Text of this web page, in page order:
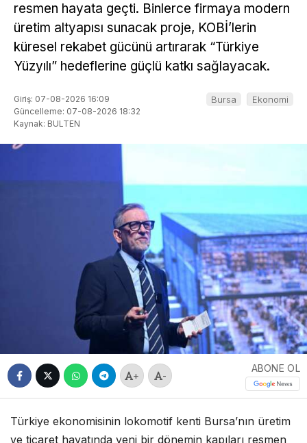
resmen hayata geçti. Binlerce firmaya modern
üretim altyapısı sunacak proje, KOBİ’lerin
küresel rekabet gücünü artırarak “Türkiye
Yüzyılı” hedeflerine güçlü katkı sağlayacak.
Giriş: 07-08-2026 16:09
Güncelleme: 07-08-2026 18:32
Kaynak: BULTEN
Bursa Ekonomi
+ -
ABONE OL
Türkiye ekonomisinin lokomotif kenti Bursa’nın üretim
ve ticaret hayatında yeni bir dönemin kapıları resmen